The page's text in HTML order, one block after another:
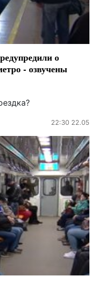
о
- озвучены
22:30 22.05